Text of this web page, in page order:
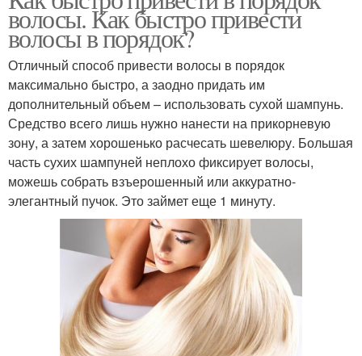
волосы. Как быстро привести
волосы в порядок?
Отличный способ привести волосы в порядок
максимально быстро, а заодно придать им
дополнительный объем – использовать сухой шампунь.
Средство всего лишь нужно нанести на прикорневую
зону, а затем хорошенько расчесать шевелюру. Большая
часть сухих шампуней неплохо фиксирует волосы,
можешь собрать взъерошенный или аккуратно-
элегантный пучок. Это займет еще 1 минуту.